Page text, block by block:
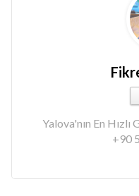
Yalova'nın En
+90